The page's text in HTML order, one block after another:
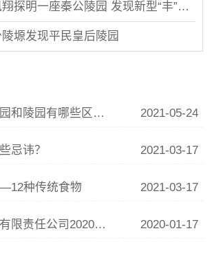
上一篇：陕西凤翔探明一座秦公陵园 发现新型“丰”字形大墓
塬发现平民皇后陵园
墓地、公墓、墓园和陵园有哪些区别?如何购买? 2021-05-24
忌讳？ 2021-03-17
种传统食物 2021-03-17
衡阳县安福陵园有限责任公司2020鼠年公司年会祝福语 2020-01-17